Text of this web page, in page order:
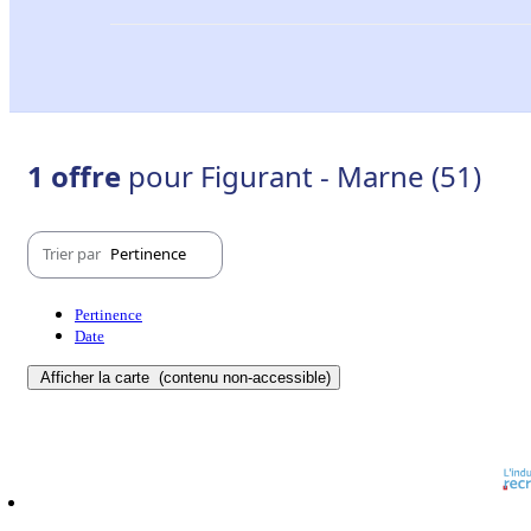
1 offre pour Figurant - Marne (51)
Trier par Pertinence
Pertinence
Date
Afficher la carte (contenu non-accessible)